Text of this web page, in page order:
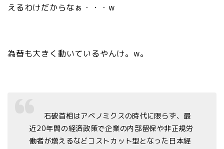
えるわけだからなぁ・・・w
為替も大きく動いているやんけ。w。
石破首相はアベノミクスの時代に限らず、最
近20年間の経済政策で企業の内部留保や非正規労
働者が増えるなどコストカット型となった日本経